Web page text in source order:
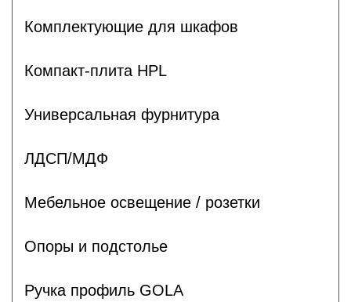
Комплектующие для шкафов
Компакт-плита HPL
Универсальная фурнитура
ЛДСП/МДФ
Мебельное освещение / розетки
Опоры и подстолье
Ручка профиль GOLA